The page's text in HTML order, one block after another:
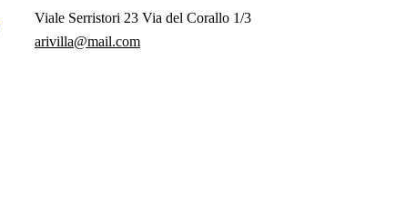
Viale Serristori 23 Via del Corallo 1/3
arivilla@mail.com